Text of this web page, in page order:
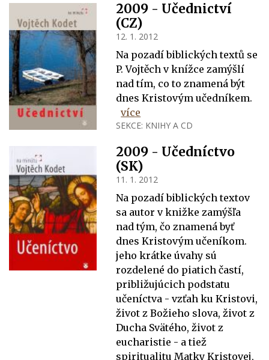
2009 - Učednictví
(CZ)
12. 1. 2012
Na pozadí biblických textů se
P. Vojtěch v knížce zamýšlí
nad tím, co to znamená být
dnes Kristovým učedníkem.
více
SEKCE: KNIHY A CD
2009 - Učedníctvo
(SK)
11. 1. 2012
Na pozadí biblických textov
sa autor v knižke zamýšľa
nad tým, čo znamená byť
dnes Kristovým učeníkom.
jeho krátke úvahy sú
rozdelené do piatich častí,
približujúcich podstatu
učeníctva - vzťah ku Kristovi,
život z Božieho slova, život z
Ducha Svätého, život z
eucharistie - a tiež
spiritualitu Matky Kristovej,